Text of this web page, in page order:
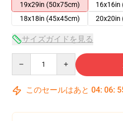
19x29in (50x75cm)
16x16in
18x18in (45x45cm)
20x20in
サイズガイドを見る
このセールはあと 04: 06: